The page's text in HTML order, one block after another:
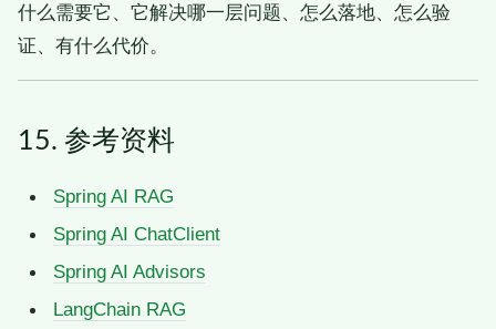
什么需要它、它解决哪一层问题、怎么落地、怎么验
证、有什么代价。
15. 参考资料
Spring AI RAG
Spring AI ChatClient
Spring AI Advisors
LangChain RAG